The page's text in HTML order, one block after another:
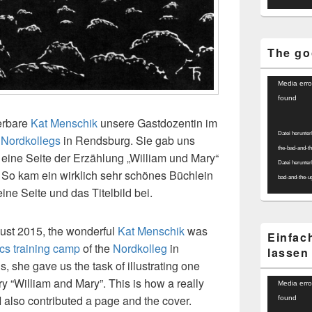
Kat Menschik unsere Gastdozentin im
Nordkollegs in Rendsburg. Sie gab uns
Seite der Erzählung „William und Mary“
kam ein wirklich sehr schönes Büchlein
Seite und das Titelbild bei.
2015, the wonderful Kat Menschikwas
training campof the Nordkolleg in
she gave us the task of illustrating one
“William and Mary”. This is how a really
contributed a page and the cover.
The
Video-
Player
Media
found
Datei
the-bad-and-
Datei
bad-and-the-
lassen
Video-
Player
Media
found